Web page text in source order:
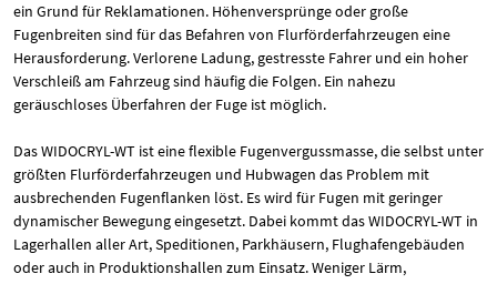
ein Grund für Reklamationen. Höhenversprünge oder große
Fugenbreiten sind für das Befahren von Flurförderfahrzeugen eine
Herausforderung. Verlorene Ladung, gestresste Fahrer und ein hoher
Verschleiß am Fahrzeug sind häufig die Folgen. Ein nahezu
geräuschloses Überfahren der Fuge ist möglich.
Das WIDOCRYL-WT ist eine flexible Fugenvergussmasse, die selbst unter
größten Flurförderfahrzeugen und Hubwagen das Problem mit
ausbrechenden Fugenflanken löst. Es wird für Fugen mit geringer
dynamischer Bewegung eingesetzt. Dabei kommt das WIDOCRYL-WT in
Lagerhallen aller Art, Speditionen, Parkhäusern, Flughafengebäuden
oder auch in Produktionshallen zum Einsatz. Weniger Lärm,